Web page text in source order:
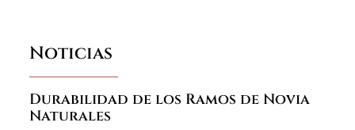
Noticias
Durabilidad de los Ramos de Novia
Naturales